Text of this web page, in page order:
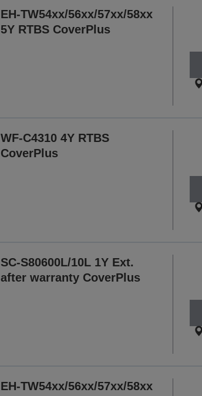
EH-TW54xx/56xx/57xx/58xx
5Y RTBS CoverPlus
WF-C4310 4Y RTBS
CoverPlus
SC-S80600L/10L 1Y Ext.
after warranty CoverPlus
EH-TW54xx/56xx/57xx/58xx